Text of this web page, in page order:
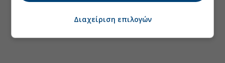
Διαχείριση επιλογών